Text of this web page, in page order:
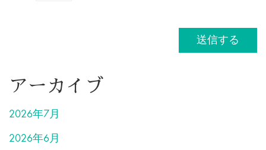
アーカイブ
2026年7月
2026年6月